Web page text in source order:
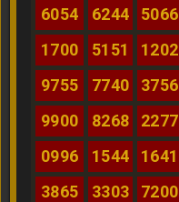
6054
6244 5066
1700
5151 1202
9755
7740 3756
9900
8268 2277
0996
1544 1641
3865
3303 7200